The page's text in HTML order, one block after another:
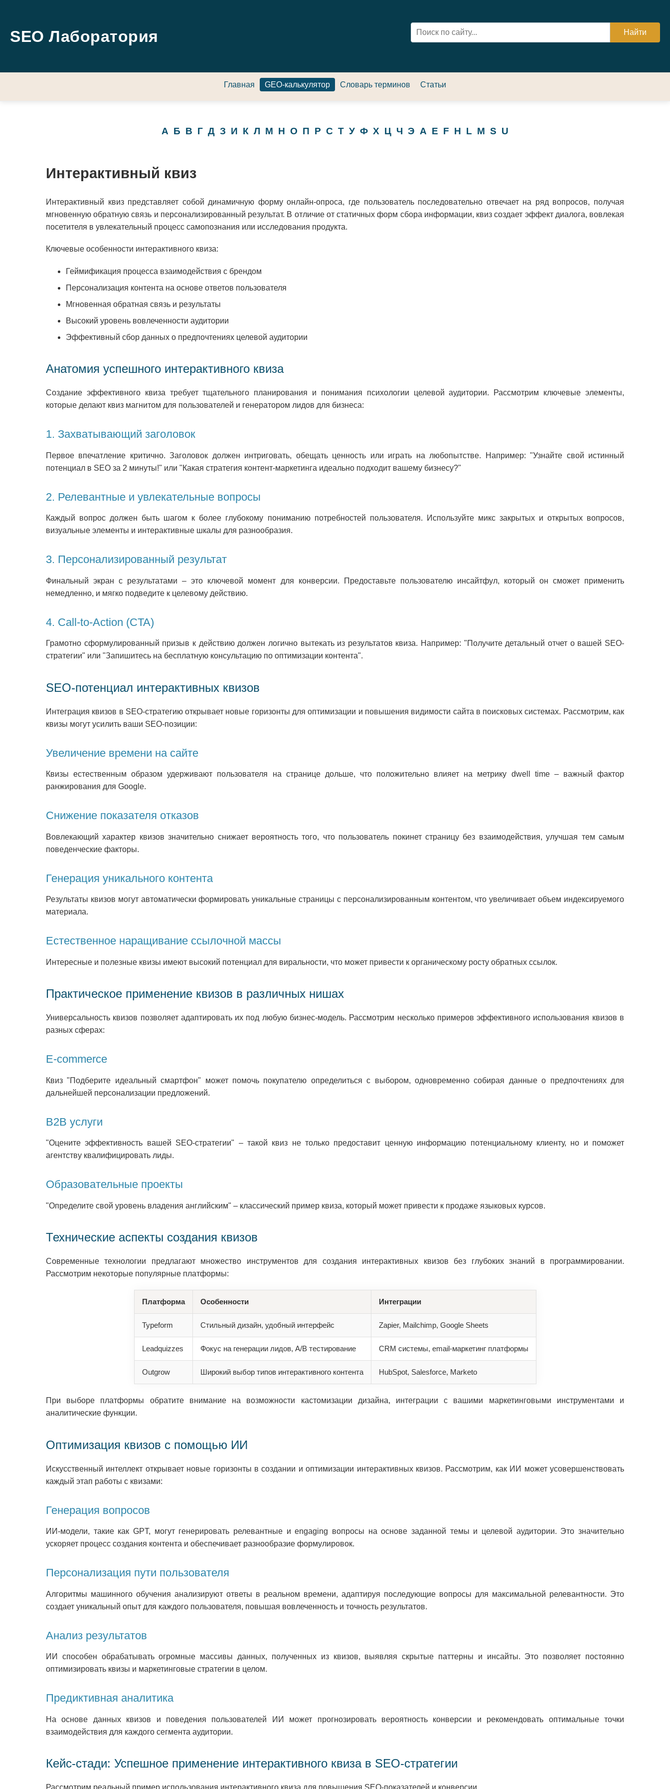
SEO Лаборатория
Главная GEO-калькулятор Словарь терминов Статьи
А Б В Г Д З И К Л М Н О П Р С Т У Ф Х Ц Ч Э A E F H L M S U
Интерактивный квиз
Интерактивный квиз представляет собой динамичную форму онлайн-опроса, где пользователь последовательно отвечает на ряд вопросов, получая
мгновенную обратную связь и персонализированный результат. В отличие от статичных форм сбора информации, квиз создает эффект диалога, вовлекая
посетителя в увлекательный процесс самопознания или исследования продукта.
Ключевые особенности интерактивного квиза:
Геймификация процесса взаимодействия с брендом
Персонализация контента на основе ответов пользователя
Мгновенная обратная связь и результаты
Высокий уровень вовлеченности аудитории
Эффективный сбор данных о предпочтениях целевой аудитории
Анатомия успешного интерактивного квиза
Создание эффективного квиза требует тщательного планирования и понимания психологии целевой аудитории. Рассмотрим ключевые элементы,
которые делают квиз магнитом для пользователей и генератором лидов для бизнеса:
1. Захватывающий заголовок
Первое впечатление критично. Заголовок должен интриговать, обещать ценность или играть на любопытстве. Например: "Узнайте свой истинный
потенциал в SEO за 2 минуты!" или "Какая стратегия контент-маркетинга идеально подходит вашему бизнесу?"
2. Релевантные и увлекательные вопросы
Каждый вопрос должен быть шагом к более глубокому пониманию потребностей пользователя. Используйте микс закрытых и открытых вопросов,
визуальные элементы и интерактивные шкалы для разнообразия.
3. Персонализированный результат
Финальный экран с результатами – это ключевой момент для конверсии. Предоставьте пользователю инсайтфул, который он сможет применить
немедленно, и мягко подведите к целевому действию.
4. Call-to-Action (CTA)
Грамотно сформулированный призыв к действию должен логично вытекать из результатов квиза. Например: "Получите детальный отчет о вашей SEO-
стратегии" или "Запишитесь на бесплатную консультацию по оптимизации контента".
SEO-потенциал интерактивных квизов
Интеграция квизов в SEO-стратегию открывает новые горизонты для оптимизации и повышения видимости сайта в поисковых системах. Рассмотрим, как
квизы могут усилить ваши SEO-позиции:
Увеличение времени на сайте
Квизы естественным образом удерживают пользователя на странице дольше, что положительно влияет на метрику dwell time – важный фактор
ранжирования для Google.
Снижение показателя отказов
Вовлекающий характер квизов значительно снижает вероятность того, что пользователь покинет страницу без взаимодействия, улучшая тем самым
поведенческие факторы.
Генерация уникального контента
Результаты квизов могут автоматически формировать уникальные страницы с персонализированным контентом, что увеличивает объем индексируемого
материала.
Естественное наращивание ссылочной массы
Интересные и полезные квизы имеют высокий потенциал для виральности, что может привести к органическому росту обратных ссылок.
Практическое применение квизов в различных нишах
Универсальность квизов позволяет адаптировать их под любую бизнес-модель. Рассмотрим несколько примеров эффективного использования квизов в
разных сферах:
E-commerce
Квиз "Подберите идеальный смартфон" может помочь покупателю определиться с выбором, одновременно собирая данные о предпочтениях для
дальнейшей персонализации предложений.
B2B услуги
"Оцените эффективность вашей SEO-стратегии" – такой квиз не только предоставит ценную информацию потенциальному клиенту, но и поможет
агентству квалифицировать лиды.
Образовательные проекты
"Определите свой уровень владения английским" – классический пример квиза, который может привести к продаже языковых курсов.
Технические аспекты создания квизов
Современные технологии предлагают множество инструментов для создания интерактивных квизов без глубоких знаний в программировании.
Рассмотрим некоторые популярные платформы:
Платформа Особенности Интеграции
Typeform Стильный дизайн, удобный интерфейс Zapier, Mailchimp, Google Sheets
Leadquizzes Фокус на генерации лидов, A/B тестирование CRM системы, email-маркетинг платформы
Outgrow Широкий выбор типов интерактивного контента HubSpot, Salesforce, Marketo
При выборе платформы обратите внимание на возможности кастомизации дизайна, интеграции с вашими маркетинговыми инструментами и
аналитические функции.
Оптимизация квизов с помощью ИИ
Искусственный интеллект открывает новые горизонты в создании и оптимизации интерактивных квизов. Рассмотрим, как ИИ может усовершенствовать
каждый этап работы с квизами:
Генерация вопросов
ИИ-модели, такие как GPT, могут генерировать релевантные и engaging вопросы на основе заданной темы и целевой аудитории. Это значительно
ускоряет процесс создания контента и обеспечивает разнообразие формулировок.
Персонализация пути пользователя
Алгоритмы машинного обучения анализируют ответы в реальном времени, адаптируя последующие вопросы для максимальной релевантности. Это
создает уникальный опыт для каждого пользователя, повышая вовлеченность и точность результатов.
Анализ результатов
ИИ способен обрабатывать огромные массивы данных, полученных из квизов, выявляя скрытые паттерны и инсайты. Это позволяет постоянно
оптимизировать квизы и маркетинговые стратегии в целом.
Предиктивная аналитика
На основе данных квизов и поведения пользователей ИИ может прогнозировать вероятность конверсии и рекомендовать оптимальные точки
взаимодействия для каждого сегмента аудитории.
Кейс-стади: Успешное применение интерактивного квиза в SEO-стратегии